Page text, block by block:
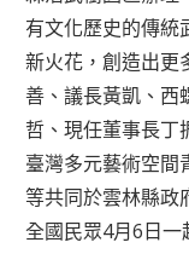
有文化歷史的傳統
新火花，創造出更
善、議長黃凱、西
哲、現任董事長丁
臺灣多元藝術空間
等共同於雲林縣政
全國民眾4月6日一